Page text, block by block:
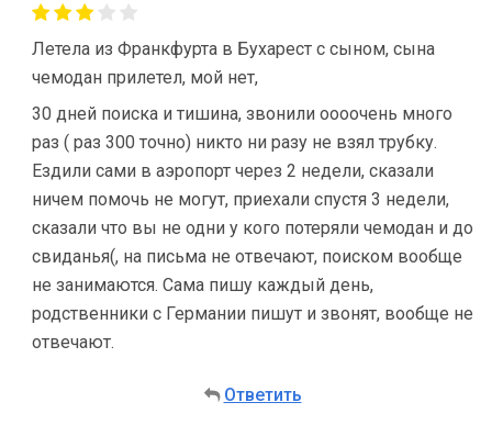
Летела из Франкфурта в Бухарест с сыном, сына
чемодан прилетел, мой нет,
30 дней поиска и тишина, звонили оооочень много
раз ( раз 300 точно) никто ни разу не взял трубку.
Ездили сами в аэропорт через 2 недели, сказали
ничем помочь не могут, приехали спустя 3 недели,
сказали что вы не одни у кого потеряли чемодан и до
свиданья(, на письма не отвечают, поиском вообще
не занимаются. Сама пишу каждый день,
родственники с Германии пишут и звонят, вообще не
отвечают.
Ответить